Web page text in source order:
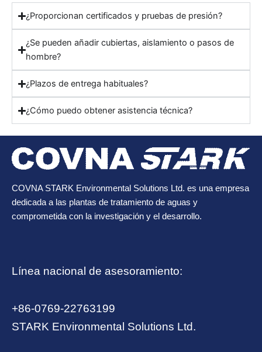
¿Proporcionan certificados y pruebas de presión?
¿Se pueden añadir cubiertas, aislamiento o pasos de
hombre?
¿Plazos de entrega habituales?
¿Cómo puedo obtener asistencia técnica?
COVNA STARK Environmental Solutions Ltd. es una empresa
dedicada a las plantas de tratamiento de aguas y
comprometida con la investigación y el desarrollo.
Línea nacional de asesoramiento:
+86-0769-22763199
STARK Environmental Solutions Ltd.